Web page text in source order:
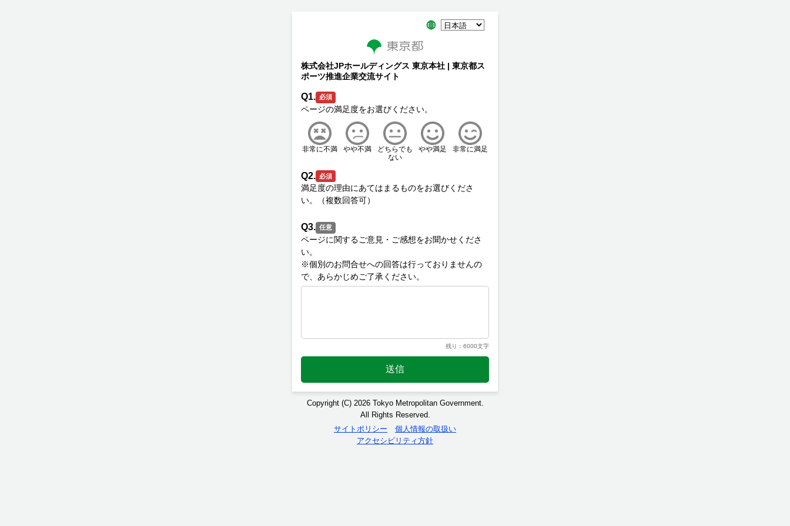
株式会社JPホールディングス 東京本社 | 東京都ス
ポーツ推進企業交流サイト
Q1. 必須
非常に不満 やや不満
どちらでも
ない
やや満足 非常に満足
Q2. 必須
満足度の理由にあてはまるものをお選びくださ
Q3. 任意
ページに関するご意見・ご感想をお聞かせくださ
い。
※個別のお問合せへの回答は行っておりませんの
残り：6000文字
送信
Copyright (C) 2026 Tokyo Metropolitan Government.
All Rights Reserved.
サイトポリシー
個人情報の取扱い
アクセシビリティ方針